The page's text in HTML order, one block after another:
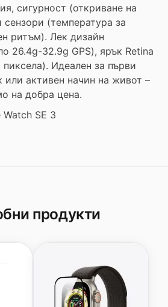
сигурност (откриване на
(температура за
ритъм). Лек дизайн
26.4g-32.9g GPS), ярък Retina
Идеален за първи
или активен начин на живот –
на добра цена.
Watch SE 3
продукти